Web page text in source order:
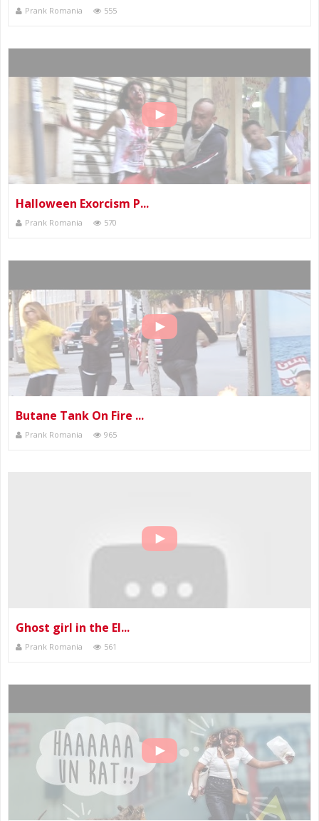
Prank Romania 555
Halloween Exorcism P...
Prank Romania 570
Butane Tank On Fire ...
Prank Romania 965
Ghost girl in the El...
Prank Romania 561